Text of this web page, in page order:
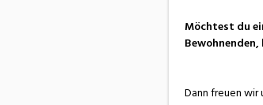
Möchtest du
Dann freuen